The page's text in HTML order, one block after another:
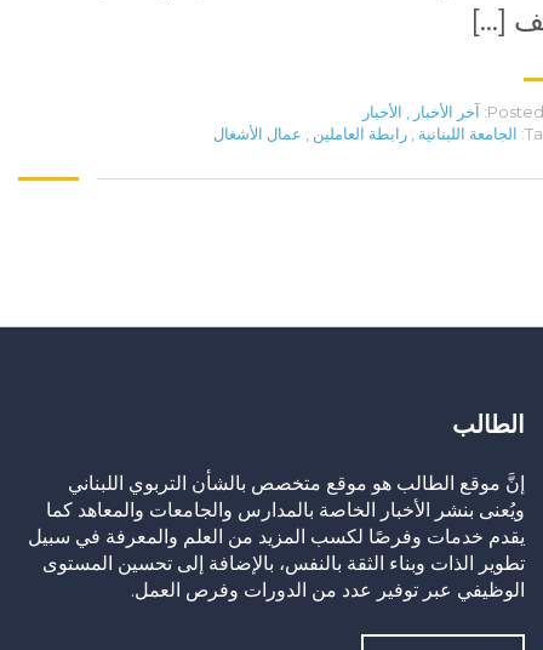
[…]
Posted آخر الأخبار
الأخبار
الجامعة اللبنانية رابطة العاملين عمال الأشغال
الطالب
إنَّ موقع الطالب هو موقع متخصص بالشأن التربوي اللبناني
ويُعنى بنشر الأخبار الخاصة بالمدارس والجامعات والمعاهد كما
يقدم خدمات وفرصًا لكسب المزيد من العلم والمعرفة في سبيل
تطوير الذات وبناء الثقة بالنفس، بالإضافة إلى تحسين المستوى
الوظيفي عبر توفير عدد من الدورات وفرص العمل.